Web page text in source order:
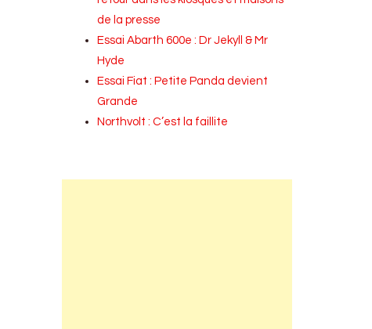
de la presse
Essai Abarth 600e : Dr Jekyll & Mr
Hyde
Essai Fiat : Petite Panda devient
Grande
Northvolt : C’est la faillite